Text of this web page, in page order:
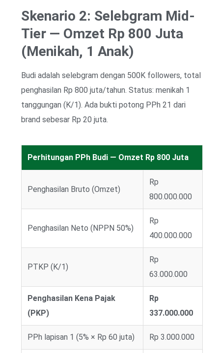
Skenario 2: Selebgram Mid-
Tier — Omzet Rp 800 Juta
(Menikah, 1 Anak)
Budi adalah selebgram dengan 500K followers, total
penghasilan Rp 800 juta/tahun. Status: menikah 1
tanggungan (K/1). Ada bukti potong PPh 21 dari
brand sebesar Rp 20 juta.
Perhitungan PPh Budi — Omzet Rp 800 Juta
Penghasilan Bruto (Omzet)
Rp
800.000.000
Penghasilan Neto (NPPN 50%)
Rp
400.000.000
PTKP (K/1)
Rp
63.000.000
Penghasilan Kena Pajak
(PKP)
Rp
337.000.000
PPh lapisan 1 (5% × Rp 60 juta) Rp 3.000.000